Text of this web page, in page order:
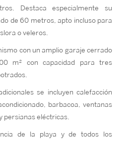
Destaca especialmente su
de 60 metros, apto incluso para
o veleros.
con un amplio garaje cerrado
m² con capacidad para tres
se incluyen calefacción
barbacoa, ventanas
persianas eléctricas.
de la playa y de todos los